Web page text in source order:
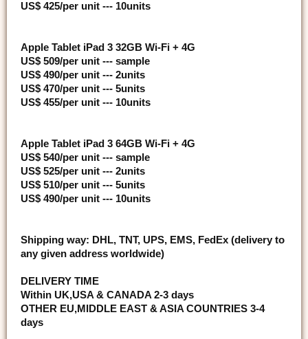
US$ 425/per unit --- 10units
Apple Tablet iPad 3 32GB Wi-Fi + 4G
US$ 509/per unit --- sample
US$ 490/per unit --- 2units
US$ 470/per unit --- 5units
US$ 455/per unit --- 10units
Apple Tablet iPad 3 64GB Wi-Fi + 4G
US$ 540/per unit --- sample
US$ 525/per unit --- 2units
US$ 510/per unit --- 5units
US$ 490/per unit --- 10units
Shipping way: DHL, TNT, UPS, EMS, FedEx (delivery to
any given address worldwide)
DELIVERY TIME
Within UK,USA & CANADA 2-3 days
OTHER EU,MIDDLE EAST & ASIA COUNTRIES 3-4
days